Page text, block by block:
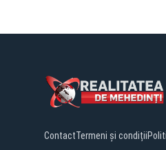
ContactTermeni și condiții